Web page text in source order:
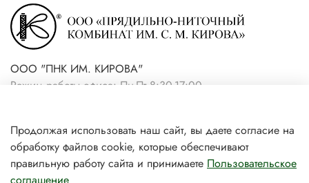
ООО "ПНК ИМ. КИРОВА"
Режим работы офиса: Пн-Пт 8:30-17:00
магазин)
+7(931) 239-81-06 (розничный
Продолжая использовать наш сайт, вы даете согласие на
обработку файлов cookie, которые обеспечивают
правильную работу сайта и принимаете Пользовательское